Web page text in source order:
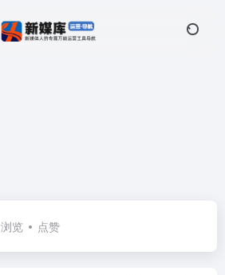
浏览 点赞